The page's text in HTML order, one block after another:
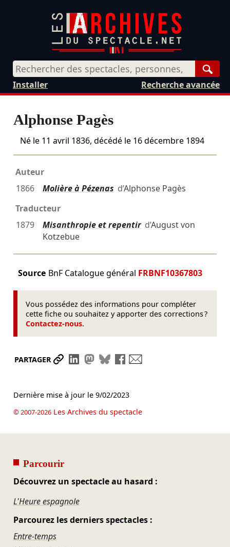
Recherche avancée
Installer
Alphonse Pagès
Né le 11 avril 1836, décédé le 16 décembre 1894
Auteur
1866
Molière à Pézenas d’Alphonse Pagès
Traducteur
1879
Misanthropie et repentird’August von
Kotzebue
Source BnF Catalogue général FRBNF10367803
Vous possédez des informations pour compléter
cette fiche ou souhaitez y apporter des corrections ?
Contactez-nous.
PARTAGER Partager le lien
Partager sur LinkedIn
Partager sur Mastodon
Partager sur Bluesky
Partager sur Facebook
Dernière mise à jour le 9/02/2023
© 2007-2026Les Archives du spectacle
Parcourir
Découvrez un spectacle au hasard :
L'Heure espagnole
Parcourez les derniers spectacles :
Entre-temps